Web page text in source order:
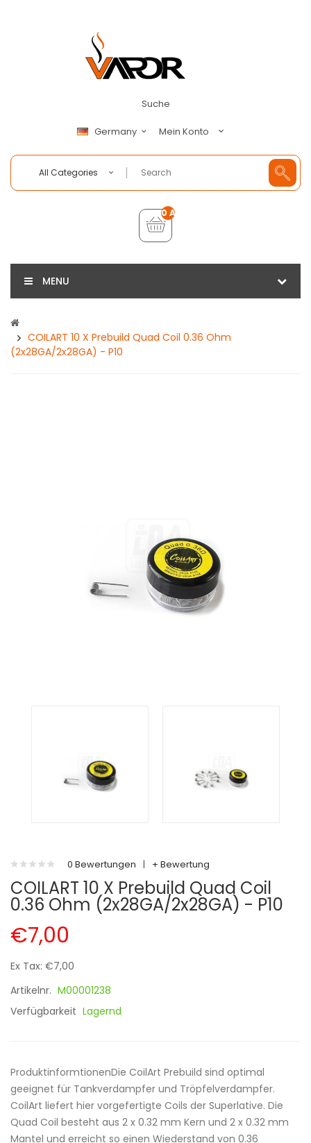
Suche
Germany Mein Konto
All Categories
0 Artikel - €0,00
MENU
COILART 10 X Prebuild Quad Coil 0.36 Ohm
(2x28GA/2x28GA) - P10
0 Bewertungen | + Bewertung
COILART 10 X Prebuild Quad Coil
0.36 Ohm (2x28GA/2x28GA) - P10
€7,00
Ex Tax: €7,00
Artikelnr. M00001238
Verfügbarkeit Lagernd
ProduktinformtionenDie CoilArt Prebuild sind optimal
geeignet für Tankverdampfer und Tröpfelverdampfer.
CoilArt liefert hier vorgefertigte Coils der Superlative. Die
Quad Coil besteht aus 2 x 0.32 mm Kern und 2 x 0.32 mm
Mantel und erreicht so einen Wiederstand von 0.36